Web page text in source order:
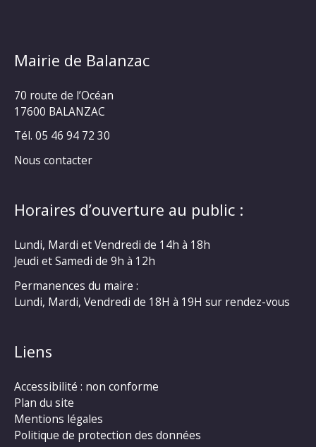
Mairie de Balanzac
70 route de l’Océan
17600 BALANZAC
Tél. 05 46 94 72 30
Nous contacter
Horaires d’ouverture au public :
Lundi, Mardi et Vendredi de 14h à 18h
Jeudi et Samedi de 9h à 12h
Permanences du maire :
Lundi, Mardi, Vendredi de 18H à 19H sur rendez-vous
Liens
Accessibilité : non conforme
Plan du site
Mentions légales
Politique de protection des données